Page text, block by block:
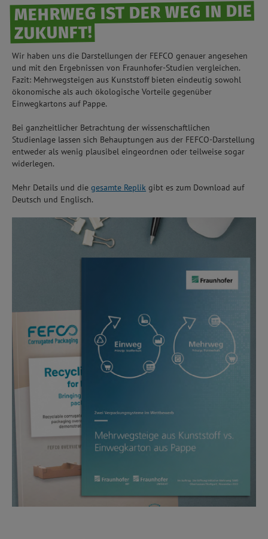
MEHRWEG IST DER WEG IN DIE
ZUKUNFT!
Wir haben uns die Darstellungen der FEFCO genauer angesehen
und mit den Ergebnissen von Fraunhofer-Studien vergleichen.
Fazit: Mehrwegsteigen aus Kunststoff bieten eindeutig sowohl
ökonomische als auch ökologische Vorteile gegenüber
Einwegkartons auf Pappe.
Bei ganzheitlicher Betrachtung der wissenschaftlichen
Studienlage lassen sich Behauptungen aus der FEFCO-Darstellung
entweder als wenig plausibel eingeordnen oder teilweise sogar
widerlegen.
Mehr Details und diegesamte Replik gibt es zum Download auf
Deutsch und Englisch.